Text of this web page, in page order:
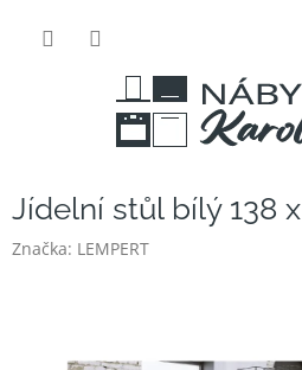
Jídelní stůl bílý 138
Značka: LEMPERT